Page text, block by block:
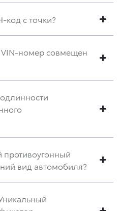
с точки?
VIN-номер совмещен
противоугонный
вид автомобиля?